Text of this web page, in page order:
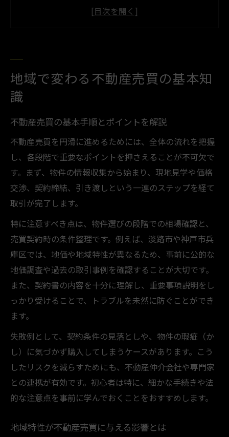
初めての不動産売買で知っておきたい基礎
淡路市や兵庫区で注目の不動産売買動向
不動産売買動向から読み解く今後の市場予
測
投資家が注目する不動産売買エリアの動向
不動産売買動向と人口変動の関係性を解説
地価上昇が続くエリア選びのコツ
地価上昇が期待できる不動産売買のポイン
ト
将来性を見据えたエリア選定のチェック項
目
不動産売買で重視すべき地価動向を徹底解
資産形成に役立つ不動産売買の視点
不動産売買で資産形成を実現する考え方
長期的な資産運用に最適な不動産売買戦略
不動産売買がもたらす資産価値向上のヒン
資産形成を意識した不動産売買の選び方
地域で変わる不動産売買の基本知
識
不動産売買の基本手順とポイントを解説
不動産売買を円滑に進めるためには、全体の流れを把握
し、各段階で重要なポイントを押さえることが不可欠で
す。まず、物件の情報収集から始まり、現地見学や価格
交渉、契約締結、引き渡しという一連のステップを経て
取引が完了します。
特に注意すべき点は、物件選びの段階での相場確認と、
売買契約時の条件整理です。例えば、淡路市や神戸市兵
庫区では、地価や地域特性が異なるため、事前に公的な
地価調査や過去の取引事例を確認することが大切です。
また、契約書の内容を十分に理解し、重要事項説明をし
っかり受けることで、トラブルを未然に防ぐことができ
ます。
失敗例として、契約条件の見落としや、物件の瑕疵（か
し）に気づかず購入してしまうケースがあります。こう
したリスクを減らすためにも、不動産仲介会社や専門家
との連携が有効です。初心者は特に、細かな手続きや法
的な注意点を事前に学んでおくことをおすすめします。
地域特性が不動産売買に与える影響とは